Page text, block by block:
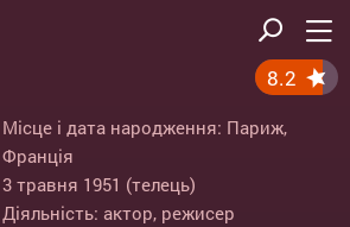
8.2
Місце і дата народження: Париж,
Франція
3 травня 1951 (телець)
Діяльність: актор, режисер